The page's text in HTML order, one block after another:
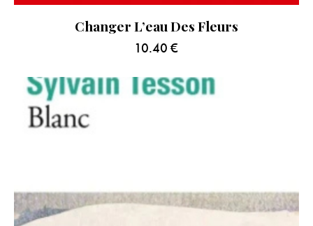
Changer L’eau Des Fleurs
10.40 €